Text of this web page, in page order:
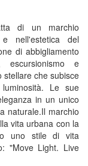
di un marchio
e nell'estetica del
di abbigliamento
e
stellare che subisce
Le sue
in un unico
naturale.​ Il marchio
vita urbana con la
uno stile di vita
"Move Light. Live